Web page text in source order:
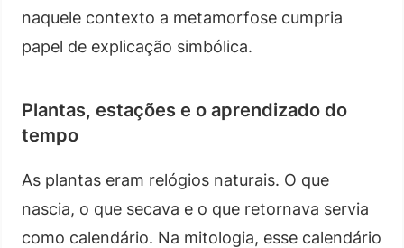
naquele contexto a metamorfose cumpria
papel de explicação simbólica.
Plantas, estações e o aprendizado do
tempo
As plantas eram relógios naturais. O que
nascia, o que secava e o que retornava servia
como calendário. Na mitologia, esse calendário